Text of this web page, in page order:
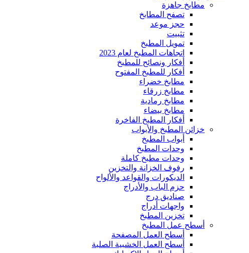
مطابخ جاهزة
تصفح المطابخ
حجز موعد
تثبيت
تمويل المطبخ
اتجاهات المطبخ لعام 2023
أفكار ونصائح للمطبخ
أفكار للمطبخ المفتوح
مطابخ خضراء
مطابخ زرقاء
مطابخ رمادية
مطابخ بيضاء
أفكار المطبخ الفاخرة
خزائن المطبخ والأبواب
أبواب المطبخ
وحدات المطبخ
وحدات مطبخ كاملة
رفوف الخزانة والتخزين
الديكورات والقواعد والألواح
حزم الباب والأدراج
صناديق درج
واجهات أدراج
تخزين المطبخ
أسطح عمل المطبخ
أسطح العمل المصفحة
أسطح العمل الخشبية الصلبة